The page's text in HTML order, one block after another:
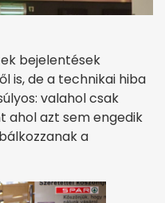
bejelentések
is, de a technikai hiba
valahol csak
ahol azt sem engedik
a